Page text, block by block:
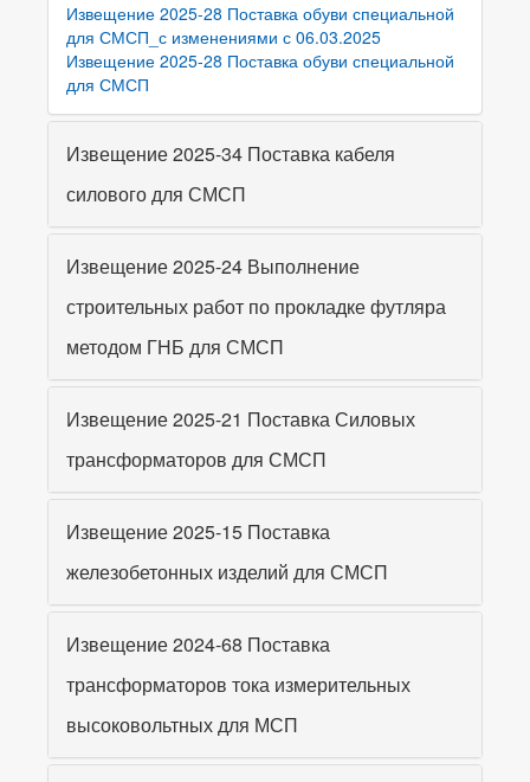
Извещение 2025-28 Поставка обуви специальной
для СМСП_с изменениями с 06.03.2025
Извещение 2025-28 Поставка обуви специальной
для СМСП
Извещение 2025-34 Поставка кабеля
силового для СМСП
Извещение 2025-24 Выполнение
строительных работ по прокладке футляра
методом ГНБ для СМСП
Извещение 2025-21 Поставка Силовых
трансформаторов для СМСП
Извещение 2025-15 Поставка
железобетонных изделий для СМСП
Извещение 2024-68 Поставка
трансформаторов тока измерительных
высоковольтных для МСП